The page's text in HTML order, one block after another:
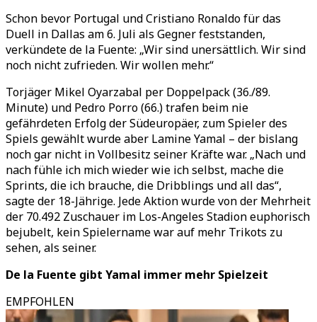
Schon bevor Portugal und Cristiano Ronaldo für das
Duell in Dallas am 6. Juli als Gegner feststanden,
verkündete de la Fuente: „Wir sind unersättlich. Wir sind
noch nicht zufrieden. Wir wollen mehr.“
Torjäger Mikel Oyarzabal per Doppelpack (36./89.
Minute) und Pedro Porro (66.) trafen beim nie
gefährdeten Erfolg der Südeuropäer, zum Spieler des
Spiels gewählt wurde aber Lamine Yamal – der bislang
noch gar nicht in Vollbesitz seiner Kräfte war. „Nach und
nach fühle ich mich wieder wie ich selbst, mache die
Sprints, die ich brauche, die Dribblings und all das“,
sagte der 18-Jährige. Jede Aktion wurde von der Mehrheit
der 70.492 Zuschauer im Los-Angeles Stadion euphorisch
bejubelt, kein Spielername war auf mehr Trikots zu
sehen, als seiner.
De la Fuente gibt Yamal immer mehr Spielzeit
EMPFOHLEN